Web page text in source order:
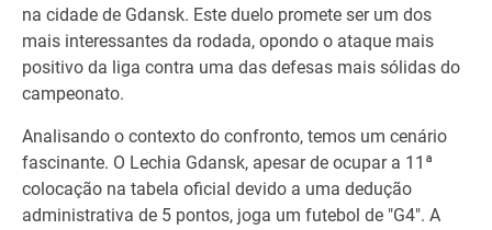
na cidade de Gdansk. Este duelo promete ser um dos
mais interessantes da rodada, opondo o ataque mais
positivo da liga contra uma das defesas mais sólidas do
campeonato.
Analisando o contexto do confronto, temos um cenário
fascinante. O Lechia Gdansk, apesar de ocupar a 11ª
colocação na tabela oficial devido a uma dedução
administrativa de 5 pontos, joga um futebol de "G4". A